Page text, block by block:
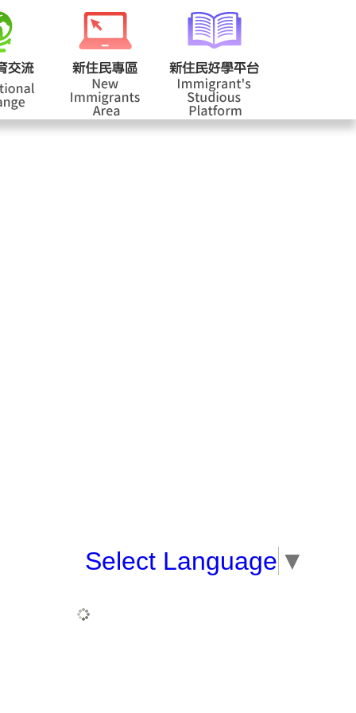
入
Select Language ▼